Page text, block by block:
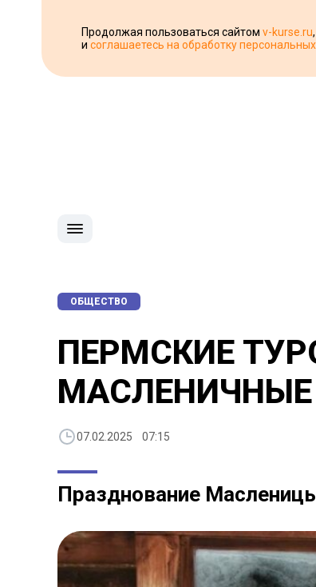
Продолжая пользоваться сайтом v-kurse.ru
и соглашаетесь на обработку
ОБЩЕСТВО
ПЕРМСКИЕ
07.02.2025 07:15
Празднование